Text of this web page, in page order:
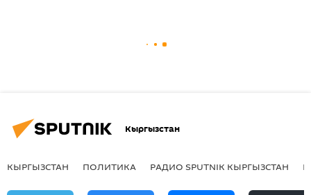
Кыргызстан
КЫРГЫЗСТАН ПОЛИТИКА РАДИО SPUTNIK КЫРГЫЗСТАН